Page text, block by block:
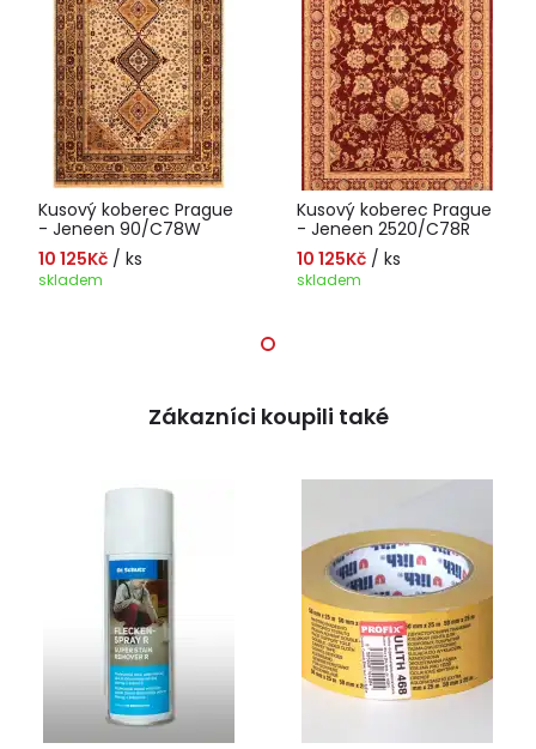
Kusový koberec Prague
- Jeneen 90/C78W
10 125Kč / ks
skladem
Kusový koberec Prague
- Jeneen 2520/C78R
10 125Kč / ks
skladem
Zákazníci koupili také